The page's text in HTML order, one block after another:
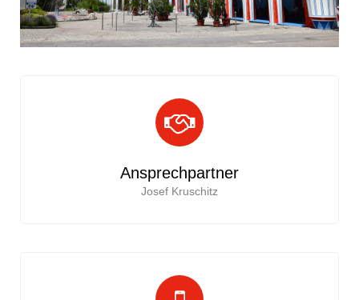
Ansprechpartner
Josef Kruschitz